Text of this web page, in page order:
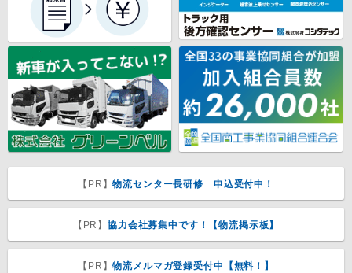
【PR】物流センター長研修 申込受付中！
【PR】協力会社募集中です！【物流掲示板】
【PR】物流メルマガ登録受付中【無料！】